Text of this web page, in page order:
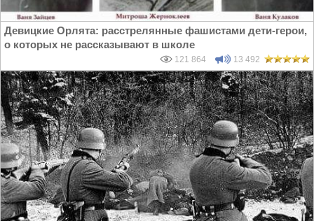
Девицкие Орлята: расстрелянные фашистами дети-герои,
о которых не рассказывают в школе
121 864 13 492